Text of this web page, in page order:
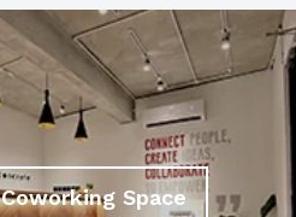
Coworking Space